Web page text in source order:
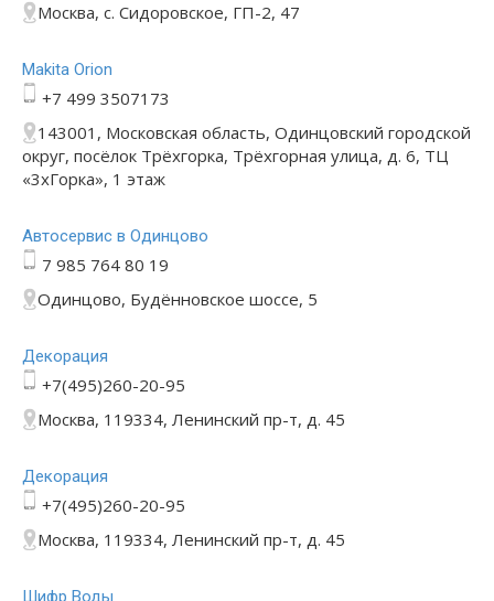
Москва, с. Сидоровское, ГП-2, 47
Makita Orion
+7 499 3507173
143001, Московская область, Одинцовский городской
округ, посёлок Трёхгорка, Трёхгорная улица, д. 6, ТЦ
«3хГорка», 1 этаж
Автосервис в Одинцово
7 985 764 80 19
Одинцово, Будённовское шоссе, 5
Декорация
+7(495)260-20-95
Москва, 119334, Ленинский пр-т, д. 45
Декорация
+7(495)260-20-95
Москва, 119334, Ленинский пр-т, д. 45
Шифр Воды